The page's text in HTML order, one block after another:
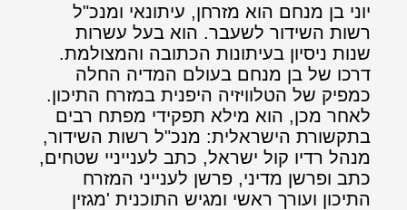
יוני בן מנחם הוא מזרחן, עיתונאי ומנכ"ל
רשות השידור לשעבר. הוא בעל עשרות
שנות ניסיון בעיתונות הכתובה והמצולמת.
דרכו של בן מנחם בעולם המדיה החלה
כמפיק של הטלוויזיה היפנית במזרח התיכון.
לאחר מכן, הוא מילא תפקידי מפתח רבים
בתקשורת הישראלית: מנכ"ל רשות השידור,
מנהל רדיו קול ישראל, כתב לענייניי שטחים,
כתב ופרשן מדיני, פרשן לענייני המזרח
התיכון ועורך ראשי ומגיש התוכנית 'מגזין